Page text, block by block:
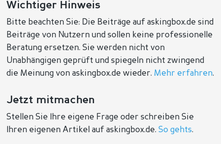
Wichtiger Hinweis
Bitte beachten Sie: Die Beiträge auf askingbox.de sind
Beiträge von Nutzern und sollen keine professionelle
Beratung ersetzen. Sie werden nicht von
Unabhängigen geprüft und spiegeln nicht zwingend
die Meinung von askingbox.de wieder. Mehr erfahren.
Jetzt mitmachen
Stellen Sie Ihre eigene Frage oder schreiben Sie
Ihren eigenen Artikel auf askingbox.de.So gehts.